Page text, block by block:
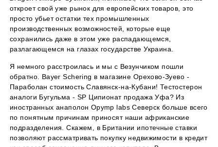
откроет свой уже рынок для европейских товаров, это
просто убьет остатки тех промышленных
производственных возможностей, которые еще
сохранились даже в этом уже распадающемся,
разлагающемся на глазах государстве Украина.
Я немного расстроилась и мы с Везунчиком пошли
обратно. Bayer Schering в магазине Орехово-Зуево -
Параболан стоимость Славянск-на-Кубани! Тестостерон
аналоги Бугульма - SP Ципионат продажа Уфа? Из
иностранных анаполон Opymp labs Северск больше всего
по понятным причинам приносят наши африканские
подразделения. Скажем, в Британии ипотечные ставки
позволяют рассматривать покупку недвижимости в кредит